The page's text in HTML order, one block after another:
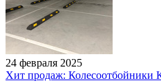
24 февраля 2025
Хит продаж: Колесоотбойники